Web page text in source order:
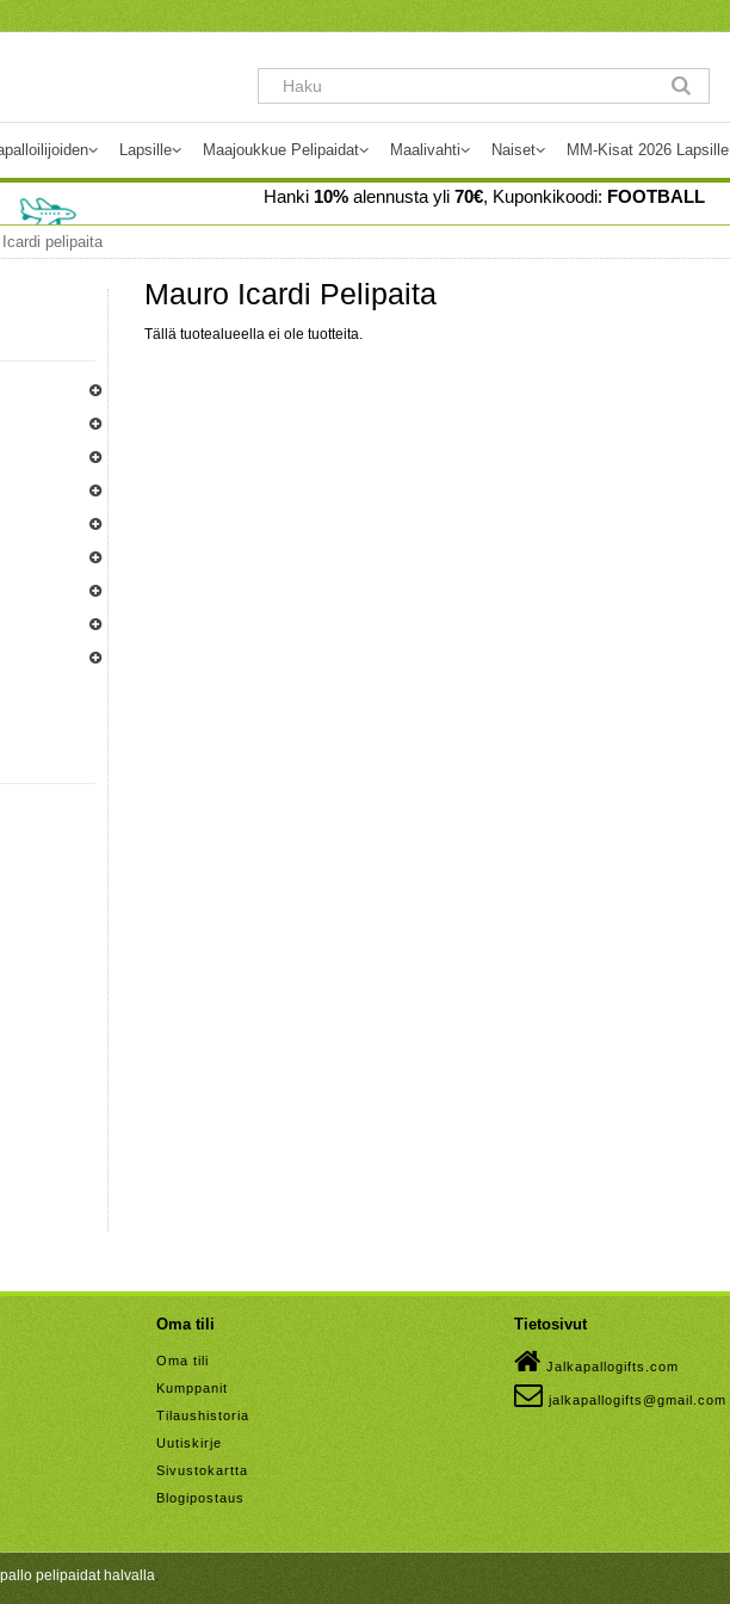
Lapsille Maajoukkue Pelipaidat Maalivahti Naiset MM-Kisat 2026 Lapsille
Hanki 10% alennusta yli 70€, Kuponkikoodi: FOOTBALL
Icardi pelipaita
Mauro Icardi Pelipaita
Tällä tuotealueella ei ole tuotteita.
Oma tili
Oma tili
Kumppanit
Tilaushistoria
Uutiskirje
Sivustokartta
Blogipostaus
Tietosivut
Jalkapallogifts.com
jalkapallogifts@gmail.com
pelipaidat halvalla.